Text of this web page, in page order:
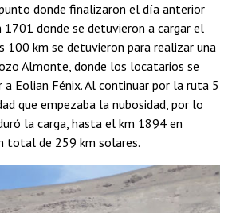
donde finalizaron el día anterior
donde se detuvieron a cargar el
100 km se detuvieron para realizar una
Almonte, donde los locatarios se
a Eolian Fénix. Al continuar por la ruta 5
que empezaba la nubosidad, por lo
la carga, hasta el km 1894 en
total de 259 km solares.